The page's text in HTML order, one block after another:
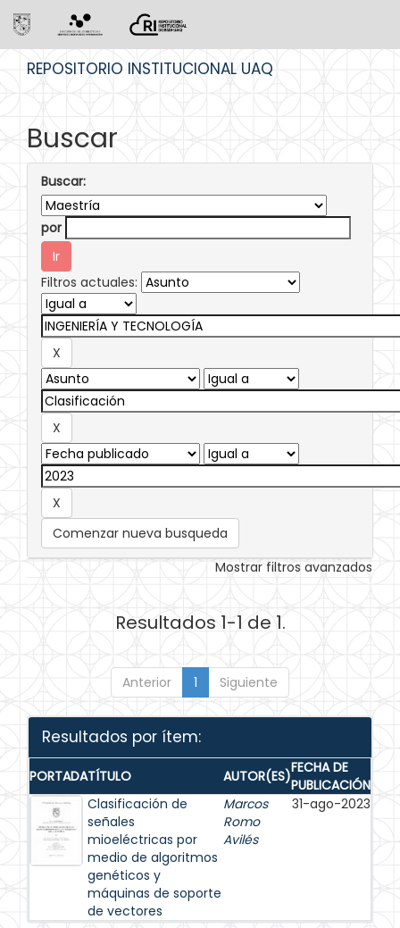
REPOSITORIO INSTITUCIONAL UAQ
Buscar
Buscar:
por
Filtros actuales:
Comenzar nueva busqueda
Mostrar filtros avanzados
Resultados 1-1 de 1.
Anterior 1 Siguiente
Resultados por ítem:
PORTADATÍTULO AUTOR(ES)FECHA DE
PUBLICACIÓN
Clasificación de
señales
mioeléctricas por
medio de algoritmos
genéticos y
máquinas de soporte
de vectores
Marcos
Romo
Avilés
31-ago-2023